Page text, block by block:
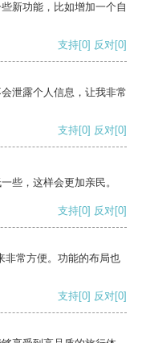
新功能，比如增加一个自
支持[0] 反对[0]
泄露个人信息，让我非常
支持[0] 反对[0]
些，这样会更加亲民。
支持[0] 反对[0]
非常方便。功能的布局也
支持[0] 反对[0]